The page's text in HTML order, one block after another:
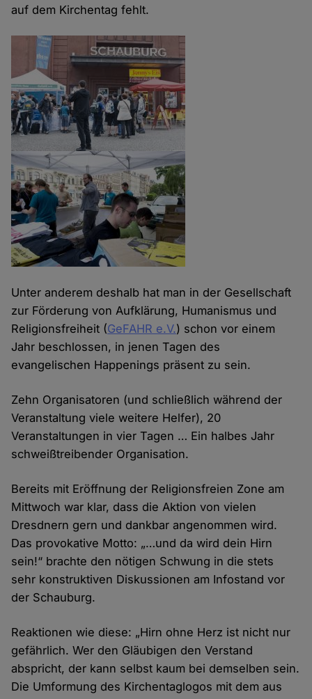
auf dem Kirchentag fehlt.
Unter anderem deshalb hat man in der Gesellschaft
zur Förderung von Aufklärung, Humanismus und
Religionsfreiheit (GeFAHR e.V.) schon vor einem
Jahr beschlossen, in jenen Tagen des
evangelischen Happenings präsent zu sein.
Zehn Organisatoren (und schließlich während der
Veranstaltung viele weitere Helfer), 20
Veranstaltungen in vier Tagen … Ein halbes Jahr
schweißtreibender Organisation.
Bereits mit Eröffnung der Religionsfreien Zone am
Mittwoch war klar, dass die Aktion von vielen
Dresdnern gern und dankbar angenommen wird.
Das provokative Motto: „…und da wird dein Hirn
sein!“ brachte den nötigen Schwung in die stets
sehr konstruktiven Diskussionen am Infostand vor
der Schauburg.
Reaktionen wie diese: „Hirn ohne Herz ist nicht nur
gefährlich. Wer den Gläubigen den Verstand
abspricht, der kann selbst kaum bei demselben sein.
Die Umformung des Kirchentaglogos mit dem aus